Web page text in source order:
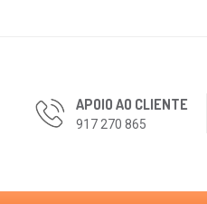
APOIO AO CLIENTE
917 270 865